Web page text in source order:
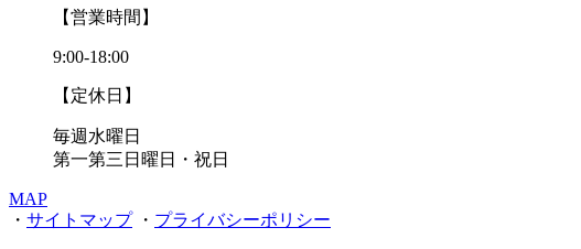
【営業時間】
9:00-18:00
【定休日】
毎週水曜日
第一第三日曜日・祝日
MAP
・ サイトマップ・ プライバシーポリシー